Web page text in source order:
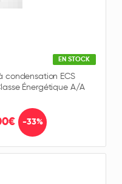
EN STOCK
condensation ECS
Énergétique A/A
-33%